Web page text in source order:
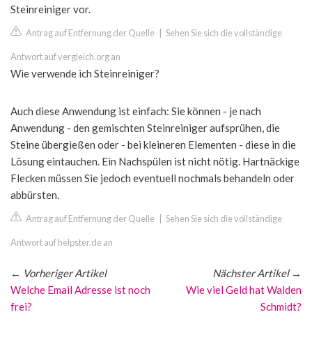
Steinreiniger vor.
Antrag auf Entfernung der Quelle Sehen Sie sich die vollständige
Antwort auf vergleich.org an
Wie verwende ich Steinreiniger?
Auch diese Anwendung ist einfach: Sie können - je nach
Anwendung - den gemischten Steinreiniger aufsprühen, die
Steine übergießen oder - bei kleineren Elementen - diese in die
Lösung eintauchen. Ein Nachspülen ist nicht nötig. Hartnäckige
Flecken müssen Sie jedoch eventuell nochmals behandeln oder
abbürsten.
Antrag auf Entfernung der Quelle Sehen Sie sich die vollständige
Antwort auf helpster.de an
← Vorheriger Artikel
Welche Email Adresse ist noch
frei?
Nächster Artikel→
Wie viel Geld hat Walden
Schmidt?